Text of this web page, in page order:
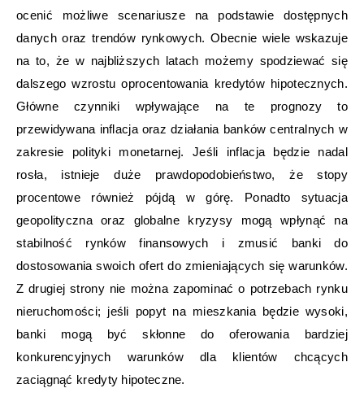
ocenić możliwe scenariusze na podstawie dostępnych
danych oraz trendów rynkowych. Obecnie wiele wskazuje
na to, że w najbliższych latach możemy spodziewać się
dalszego wzrostu oprocentowania kredytów hipotecznych.
Główne czynniki wpływające na te prognozy to
przewidywana inflacja oraz działania banków centralnych w
zakresie polityki monetarnej. Jeśli inflacja będzie nadal
rosła, istnieje duże prawdopodobieństwo, że stopy
procentowe również pójdą w górę. Ponadto sytuacja
geopolityczna oraz globalne kryzysy mogą wpłynąć na
stabilność rynków finansowych i zmusić banki do
dostosowania swoich ofert do zmieniających się warunków.
Z drugiej strony nie można zapominać o potrzebach rynku
nieruchomości; jeśli popyt na mieszkania będzie wysoki,
banki mogą być skłonne do oferowania bardziej
konkurencyjnych warunków dla klientów chcących
zaciągnąć kredyty hipoteczne.